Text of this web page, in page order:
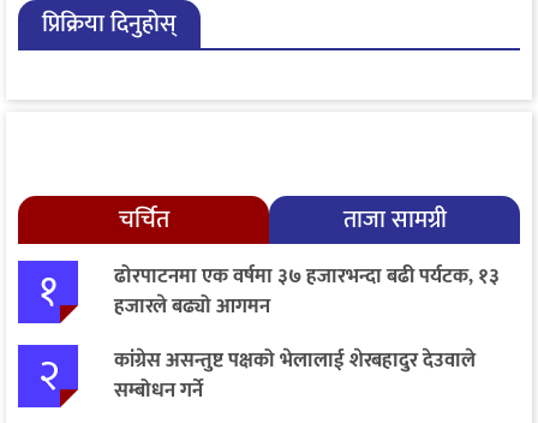
प्रिक्रिया दिनुहोस्
चर्चित ताजा सामग्री
१
ढोरपाटनमा एक वर्षमा ३७ हजारभन्दा बढी पर्यटक, १३
हजारले बढ्यो आगमन
२
कांग्रेस असन्तुष्ट पक्षको भेलालाई शेरबहादुर देउवाले
सम्बोधन गर्ने